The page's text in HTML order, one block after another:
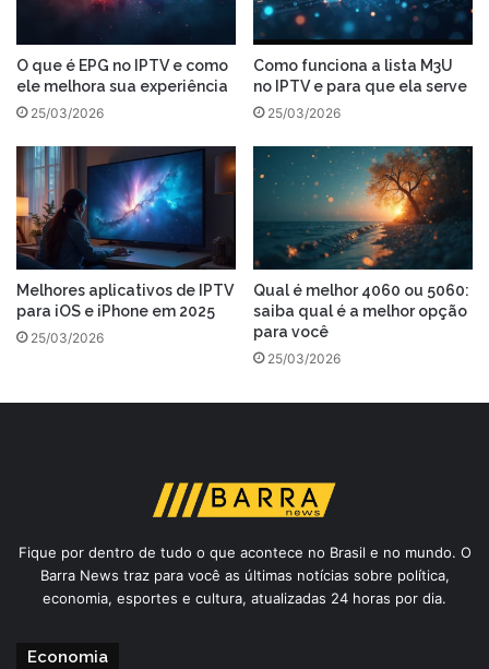
O que é EPG no IPTV e como
ele melhora sua experiência
25/03/2026
Como funciona a lista M3U
no IPTV e para que ela serve
25/03/2026
Melhores aplicativos de IPTV
para iOS e iPhone em 2025
25/03/2026
Qual é melhor 4060 ou 5060:
saiba qual é a melhor opção
para você
25/03/2026
Fique por dentro de tudo o que acontece no Brasil e no mundo. O
Barra News traz para você as últimas notícias sobre política,
economia, esportes e cultura, atualizadas 24 horas por dia.
Economia